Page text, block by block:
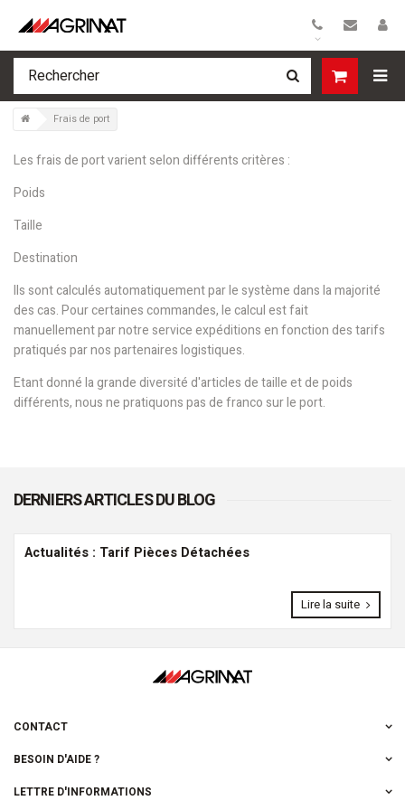
Frais de port
Les frais de port varient selon différents critères :
Poids
Taille
Destination
Ils sont calculés automatiquement par le système dans la majorité
des cas. Pour certaines commandes, le calcul est fait
manuellement par notre service expéditions en fonction des tarifs
pratiqués par nos partenaires logistiques.
Etant donné la grande diversité d'articles de taille et de poids
différents, nous ne pratiquons pas de franco sur le port.
DERNIERS ARTICLES DU BLOG
Actualités : Tarif Pièces Détachées
Lire la suite
CONTACT
BESOIN D'AIDE ?
LETTRE D'INFORMATIONS